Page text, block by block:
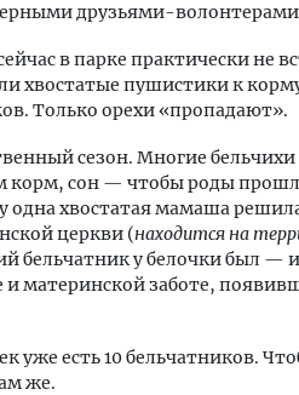
друзьями-
в парке практически не
хвостатые пушистики к
Только орехи «пропадают».
сезон. Многие бельчихи
корм, сон — чтобы роды
одна хвостатая мамаша
церкви (находится на
бельчатник у белочки был —
и материнской заботе,
уже есть 10 бельчатников.
же.